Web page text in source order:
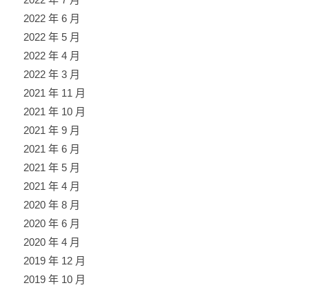
2022 年 6 月
2022 年 5 月
2022 年 4 月
2022 年 3 月
2021 年 11 月
2021 年 10 月
2021 年 9 月
2021 年 6 月
2021 年 5 月
2021 年 4 月
2020 年 8 月
2020 年 6 月
2020 年 4 月
2019 年 12 月
2019 年 10 月